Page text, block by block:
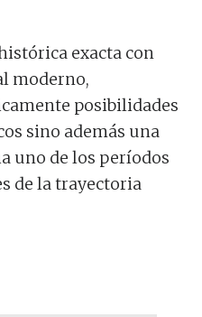
exacta con
moderno,
posibilidades
sino además una
uno de los períodos
de la trayectoria